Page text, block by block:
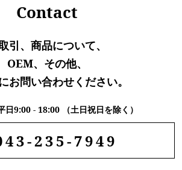
Contact
引、商品について、
OEM、その他、
お問い合わせください。
日9:00 - 18:00 （土日祝日を除く）
235-7949